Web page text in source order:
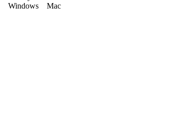
Windows
Mac